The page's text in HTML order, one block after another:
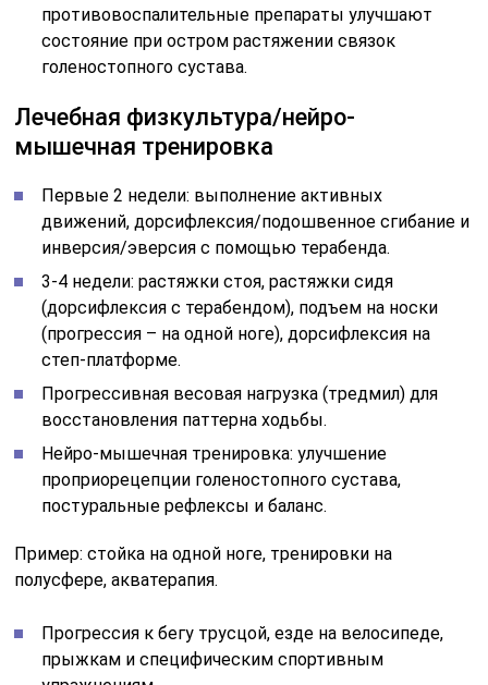
противовоспалительные препараты улучшают
состояние при остром растяжении связок
голеностопного сустава.
Лечебная физкультура/нейро-
мышечная тренировка
Первые 2 недели: выполнение активных
движений, дорсифлексия/подошвенное сгибание и
инверсия/эверсия с помощью терабенда.
3-4 недели: растяжки стоя, растяжки сидя
(дорсифлексия с терабендом), подъем на носки
(прогрессия – на одной ноге), дорсифлексия на
степ-платформе.
Прогрессивная весовая нагрузка (тредмил) для
восстановления паттерна ходьбы.
Нейро-мышечная тренировка: улучшение
проприорецепции голеностопного сустава,
постуральные рефлексы и баланс.
Пример: стойка на одной ноге, тренировки на
полусфере, акватерапия.
Прогрессия к бегу трусцой, езде на велосипеде,
прыжкам и специфическим спортивным